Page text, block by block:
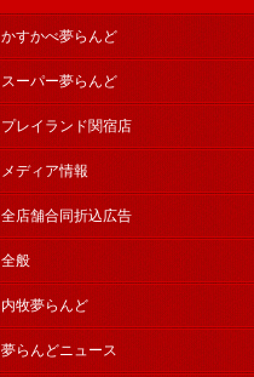
かすかべ夢らんど
スーパー夢らんど
プレイランド関宿店
メディア情報
全店舗合同折込広告
全般
内牧夢らんど
夢らんどニュース